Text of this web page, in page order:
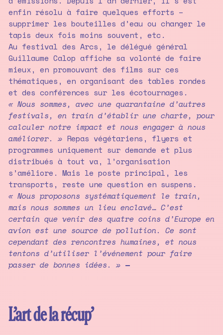
enfin résolu à faire quelques efforts –
supprimer les bouteilles d’eau ou changer le
tapis deux fois moins souvent, etc.
Au festival des Arcs, le délégué général
Guillaume Calop affiche sa volonté de faire
mieux, en promouvant des films sur ces
thématiques, en organisant des tables rondes
et des conférences sur les écotournages.
« Nous sommes, avec une quarantaine d’autres
festivals, en train d’établir une charte, pour
calculer notre impact et nous engager à nous
améliorer. » Repas végétariens, flyers et
programmes uniquement sur demande et plus
distribués à tout va, l’organisation
s’améliore. Mais le poste principal, les
transports, reste une question en suspens.
« Nous proposons systématiquement le train,
mais nous sommes un lieu enclavé… C’est
certain que venir des quatre coins d’Europe en
avion est une source de pollution. Ce sont
cependant des rencontres humaines, et nous
tentons d’utiliser l’événement pour faire
passer de bonnes idées. » —
L’art de la récup’